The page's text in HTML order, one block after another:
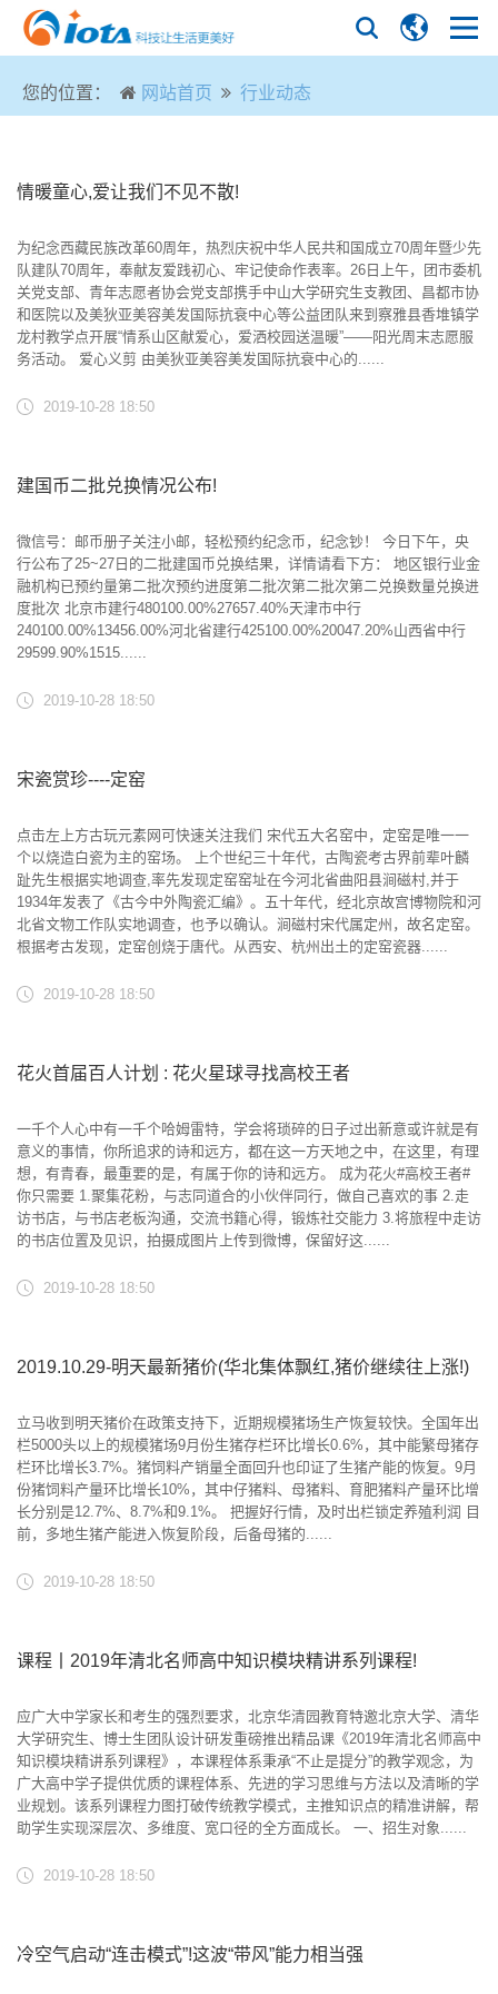
您的位置： 网站首页 行业动态
情暖童心,爱让我们不见不散!
为纪念西藏民族改革60周年，热烈庆祝中华人民共和国成立70周年暨少先
队建队70周年，奉献友爱践初心、牢记使命作表率。26日上午，团市委机
关党支部、青年志愿者协会党支部携手中山大学研究生支教团、昌都市协
和医院以及美狄亚美容美发国际抗衰中心等公益团队来到察雅县香堆镇学
龙村教学点开展“情系山区献爱心，爱洒校园送温暖”——阳光周末志愿服
务活动。 爱心义剪 由美狄亚美容美发国际抗衰中心的......
2019-10-28 18:50
建国币二批兑换情况公布!
微信号：邮币册子关注小邮，轻松预约纪念币，纪念钞！ 今日下午，央
行公布了25~27日的二批建国币兑换结果，详情请看下方： 地区银行业金
融机构已预约量第二批次预约进度第二批次第二批次第二兑换数量兑换进
度批次 北京市建行480100.00%27657.40%天津市中行
240100.00%13456.00%河北省建行425100.00%20047.20%山西省中行
29599.90%1515......
2019-10-28 18:50
宋瓷赏珍----定窑
点击左上方古玩元素网可快速关注我们 宋代五大名窑中，定窑是唯一一
个以烧造白瓷为主的窑场。 上个世纪三十年代，古陶瓷考古界前辈叶麟
趾先生根据实地调查,率先发现定窑窑址在今河北省曲阳县涧磁村,并于
1934年发表了《古今中外陶瓷汇编》。五十年代，经北京故宫博物院和河
北省文物工作队实地调查，也予以确认。涧磁村宋代属定州，故名定窑。
根据考古发现，定窑创烧于唐代。从西安、杭州出土的定窑瓷器......
2019-10-28 18:50
花火首届百人计划 : 花火星球寻找高校王者
一千个人心中有一千个哈姆雷特，学会将琐碎的日子过出新意或许就是有
意义的事情，你所追求的诗和远方，都在这一方天地之中，在这里，有理
想，有青春，最重要的是，有属于你的诗和远方。 成为花火#高校王者#
你只需要 1.聚集花粉，与志同道合的小伙伴同行，做自己喜欢的事 2.走
访书店，与书店老板沟通，交流书籍心得，锻炼社交能力 3.将旅程中走访
的书店位置及见识，拍摄成图片上传到微博，保留好这......
2019-10-28 18:50
2019.10.29-明天最新猪价(华北集体飘红,猪价继续往上涨!)
立马收到明天猪价在政策支持下，近期规模猪场生产恢复较快。全国年出
栏5000头以上的规模猪场9月份生猪存栏环比增长0.6%，其中能繁母猪存
栏环比增长3.7%。猪饲料产销量全面回升也印证了生猪产能的恢复。9月
份猪饲料产量环比增长10%，其中仔猪料、母猪料、育肥猪料产量环比增
长分别是12.7%、8.7%和9.1%。 把握好行情，及时出栏锁定养殖利润 目
前，多地生猪产能进入恢复阶段，后备母猪的......
2019-10-28 18:50
课程丨2019年清北名师高中知识模块精讲系列课程!
应广大中学家长和考生的强烈要求，北京华清园教育特邀北京大学、清华
大学研究生、博士生团队设计研发重磅推出精品课《2019年清北名师高中
知识模块精讲系列课程》，本课程体系秉承“不止是提分”的教学观念，为
广大高中学子提供优质的课程体系、先进的学习思维与方法以及清晰的学
业规划。该系列课程力图打破传统教学模式，主推知识点的精准讲解，帮
助学生实现深层次、多维度、宽口径的全方面成长。 一、招生对象......
2019-10-28 18:50
冷空气启动“连击模式”!这波“带风”能力相当强